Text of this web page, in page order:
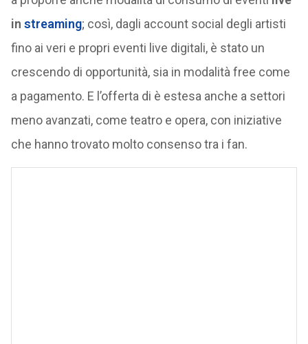
in streaming; così, dagli account social degli artisti
fino ai veri e propri eventi live digitali, è stato un
crescendo di opportunità, sia in modalità free come
a pagamento. E l’offerta di è estesa anche a settori
meno avanzati, come teatro e opera, con iniziative
che hanno trovato molto consenso tra i fan.